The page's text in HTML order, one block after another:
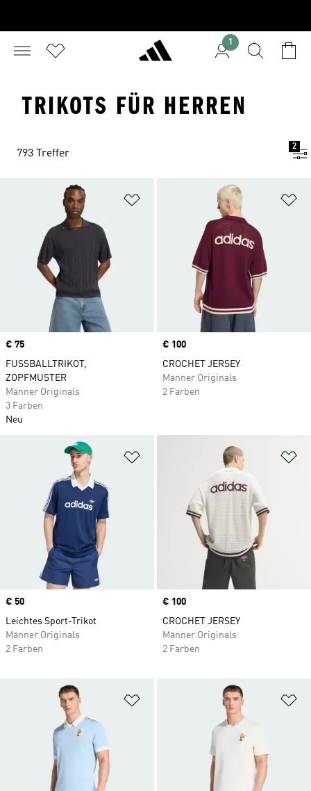
1
TRIKOTS FÜR HERREN
793 Treffer
2
Zur Wunschliste hinzufügen
Price
€ 75
FUSSBALLTRIKOT,
ZOPFMUSTER
Männer Originals
3 Farben
Neu
Price
€ 100
CROCHET JERSEY
Männer Originals
2 Farben
Zur Wunschliste hinzufügen
Price
€ 50
Leichtes Sport-Trikot
Männer Originals
2 Farben
Price
€ 100
CROCHET JERSEY
Männer Originals
2 Farben
Zur Wunschliste hinzufügen